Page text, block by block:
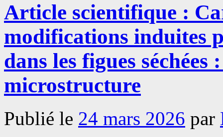
Article scientifique :
modifications induites
dans les figues séchées
microstructure
Publié le 24 mars 2026 par